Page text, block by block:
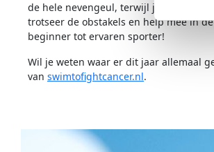
de hele nevengeul, terwijl je geld
trotseer de obstakels en help mee in
beginner tot ervaren sporter!
Wil je weten waar er dit jaar allemaal
van swimtofightcancer.nl.